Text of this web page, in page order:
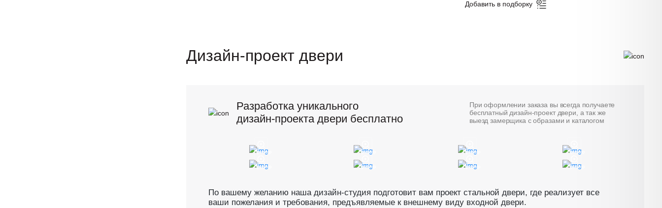
Дизайн-проект двери
Разработка уникального
дизайн-проекта двери бесплатно
При оформлении заказа вы всегда получаете
бесплатный дизайн-проект двери, а так же
выезд замерщика с образами и каталогом
Пример Пример Пример Пример
Пример Пример Пример Пример
По вашему желанию наша дизайн-студия подготовит вам проект стальной двери, где реализует все
ваши пожелания и требования, предъявляемые к внешнему виду входной двери.